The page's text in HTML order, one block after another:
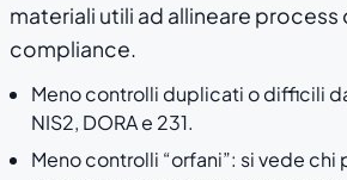
materiali utili ad allineare process
compliance.
Meno controlli duplicati o difficili
NIS2, DORA e 231.
Meno controlli “orfani”: si vede chi